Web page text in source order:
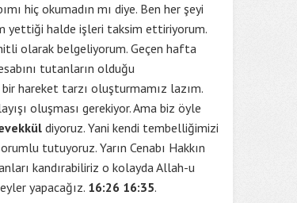
hiç okumadın mı diye. Ben her şeyi
yettiği halde işleri taksim ettiriyorum.
olarak belgeliyorum. Geçen hafta
tutanların olduğu
hareket tarzı oluşturmamız lazım.
oluşması gerekiyor. Ama biz öyle
diyoruz. Yani kendi tembelliğimizi
tutuyoruz. Yarın Cenabı Hakkın
kandırabiliriz o kolayda Allah-u
yapacağız. 16:26 16:35.